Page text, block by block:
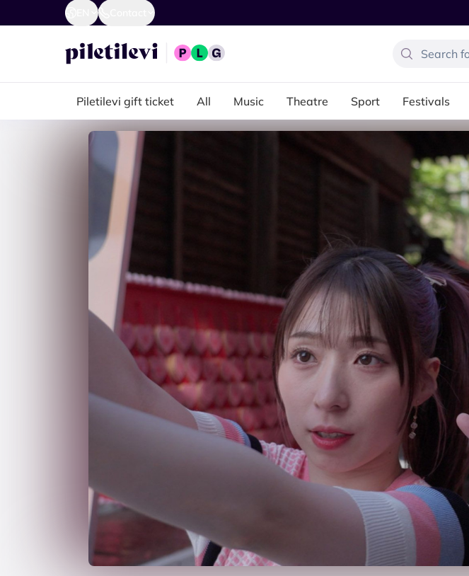
Piletilevi gift ticket All Music Theatre Sport Festivals